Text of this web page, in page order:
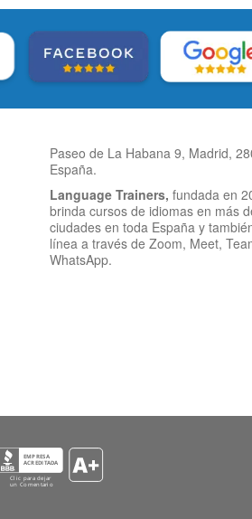
Paseo de La Habana 9, Madrid,
España.
Language Trainers, fundada en
brinda cursos de idiomas en más
ciudades en toda España y
línea a través de Zoom, Meet,
WhatsApp.